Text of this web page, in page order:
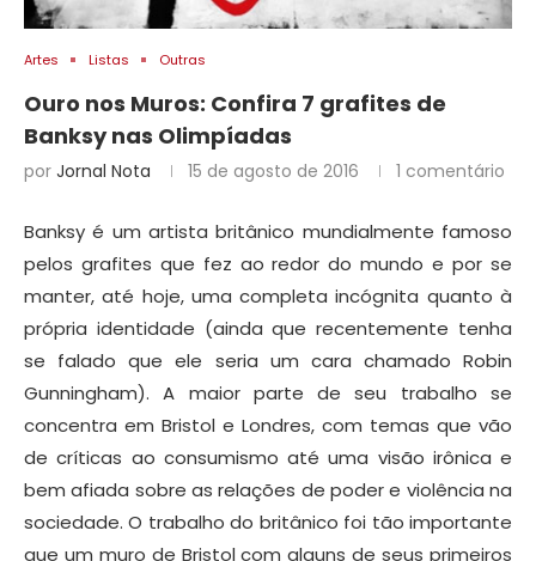
Artes Listas Outras
Ouro nos Muros: Confira 7 grafites de
Banksy nas Olimpíadas
por Jornal Nota 15 de agosto de 2016 1 comentário
Banksy é um artista britânico mundialmente famoso
pelos grafites que fez ao redor do mundo e por se
manter, até hoje, uma completa incógnita quanto à
própria identidade (ainda que recentemente tenha
se falado que ele seria um cara chamado Robin
Gunningham). A maior parte de seu trabalho se
concentra em Bristol e Londres, com temas que vão
de críticas ao consumismo até uma visão irônica e
bem afiada sobre as relações de poder e violência na
sociedade. O trabalho do britânico foi tão importante
que um muro de Bristol com alguns de seus primeiros